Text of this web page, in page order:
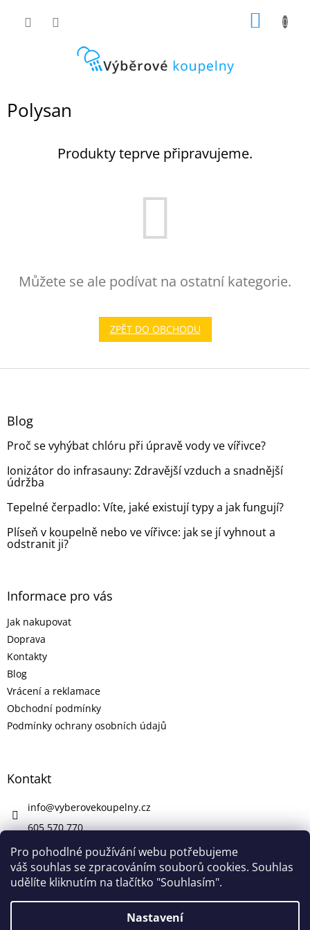
Pro pohodlné používání webu potřebujeme
váš souhlas se zpracováním souborů cookies. Souhlas
udělíte kliknutím na tlačítko "Souhlasím".
Nastavení
Polysan
Produkty teprve připravujeme.
Můžete se ale podívat na ostatní kategorie.
ZPĚT DO OBCHODU
Z
Blog
Proč se vyhýbat chlóru při úpravě vody ve vířivce?
Ionizátor do infrasauny: Zdravější vzduch a snadnější
údržba
Tepelné čerpadlo: Víte, jaké existují typy a jak fungují?
Plíseň v koupelně nebo ve vířivce: jak se jí vyhnout a
odstranit ji?
Informace pro vás
Jak nakupovat
Doprava
Kontakty
Blog
Vrácení a reklamace
Obchodní podmínky
Podmínky ochrany osobních údajů
Kontakt
info@vyberovekoupelny.cz
605 570 770
https://www.facebook.com/vyberovekoupelny/